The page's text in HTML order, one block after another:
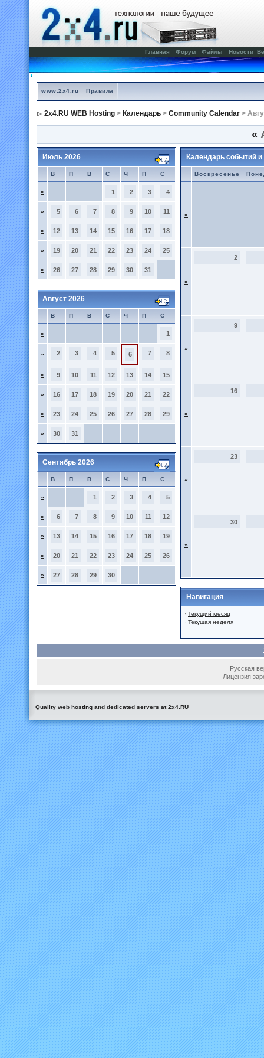
Главная Форум Файлы Новости
www.2x4.ru Правила
2x4.RU WEB Hosting > Календарь > Community Calendar >
«
Июль 2026
В П В С Ч П С
» 1 2 3 4
» 5 6 7 8 9 10 11
» 12 13 14 15 16 17 18
» 19 20 21 22 23 24 25
» 26 27 28 29 30 31
Август 2026
В П В С Ч П С
» 1
» 2 3 4 5 6 7 8
» 9 10 11 12 13 14 15
» 16 17 18 19 20 21 22
» 23 24 25 26 27 28 29
» 30 31
Сентябрь 2026
В П В С Ч П С
» 1 2 3 4 5
» 6 7 8 9 10 11 12
» 13 14 15 16 17 18 19
» 20 21 22 23 24 25 26
» 27 28 29 30
Календарь событий
Воскресенье
»
»
2
»
9
»
16
»
23
»
30
Навигация
· Текущий месяц
· Текущая неделя
Русская
Лицензия
Quality web hosting and dedicated servers at 2x4.RU